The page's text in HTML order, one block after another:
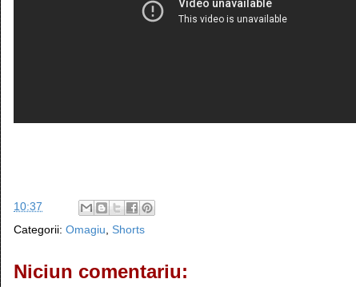
10:37
Categorii: Omagiu Shorts
Niciun comentariu: